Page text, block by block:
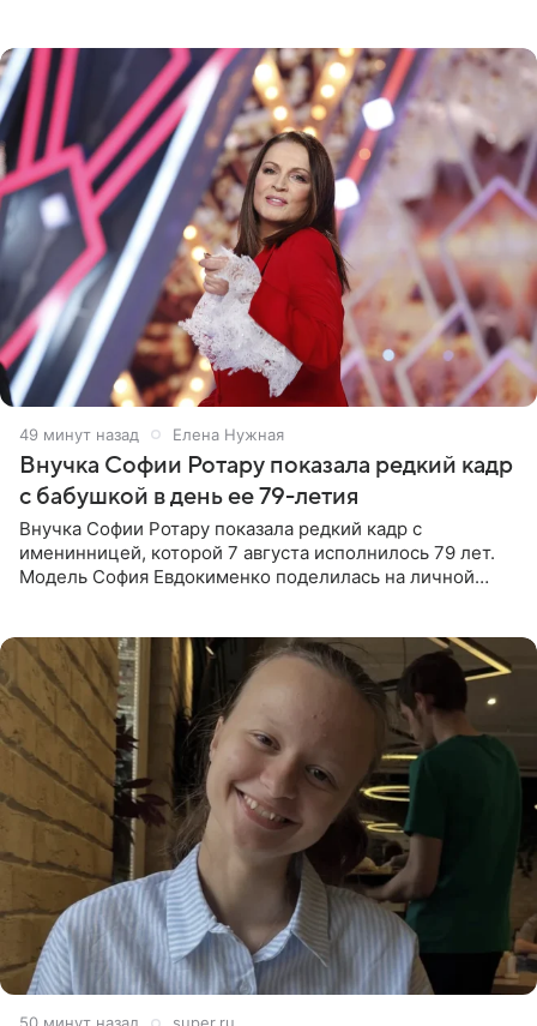
50 минут назад Елена Нужная
Внучка Софии Ротару показала редкий кадр
с бабушкой в день ее 79-летия
Внучка Софии Ротару показала редкий кадр с
именинницей, которой 7 августа исполнилось 79 лет.
Модель София Евдокименко поделилась на личной